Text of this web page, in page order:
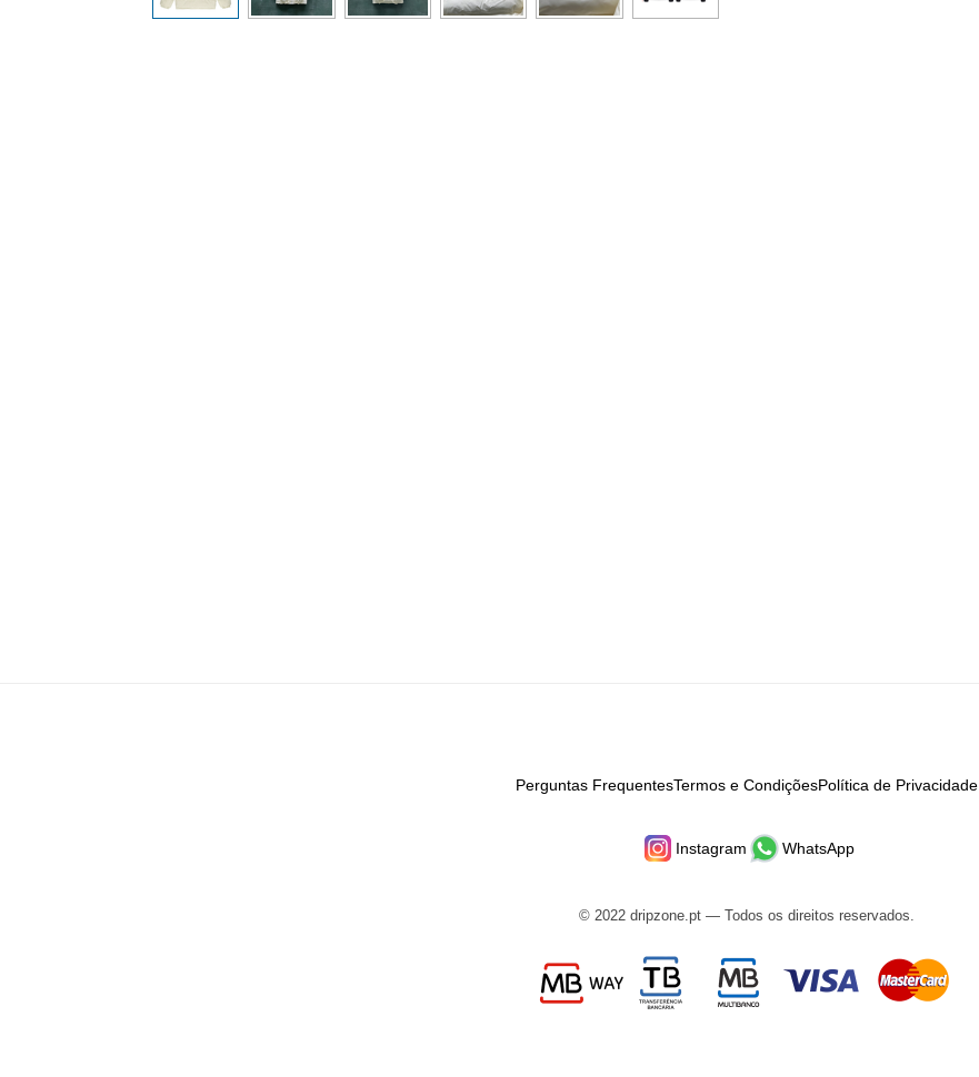
Perguntas FrequentesTermos e CondiçõesPolítica de Privacidade
Instagram WhatsApp
© 2022 dripzone.pt — Todos os direitos reservados.